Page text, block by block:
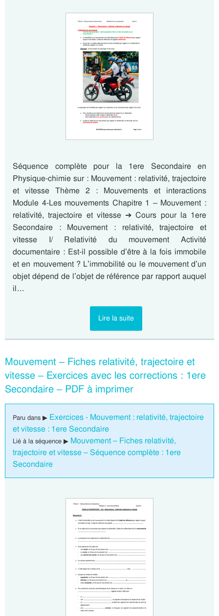
Séquence complète pour la 1ere Secondaire en
Physique-chimie sur : Mouvement : relativité, trajectoire
et vitesse Thème 2 : Mouvements et interactions
Module 4-Les mouvements Chapitre 1 – Mouvement :
relativité, trajectoire et vitesse ➔ Cours pour la 1ere
Secondaire : Mouvement : relativité, trajectoire et
vitesse I/ Relativité du mouvement Activité
documentaire : Est-il possible d’être à la fois immobile
et en mouvement ? L’immobilité ou le mouvement d’un
objet dépend de l’objet de référence par rapport auquel
il…
Lire la suite
Mouvement – Fiches relativité, trajectoire et
vitesse – Exercices avec les corrections : 1ere
Secondaire – PDF à imprimer
Paru dans ▶ Exercices - Mouvement : relativité, trajectoire
et vitesse : 1ere Secondaire
Lié à la séquence ▶ Mouvement – Fiches relativité,
trajectoire et vitesse – Séquence complète : 1ere
Secondaire